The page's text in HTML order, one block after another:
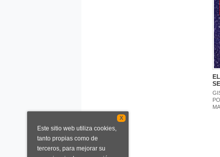
X
Este sitio web utiliza cookies,
tanto propias como de
terceros, para mejorar su